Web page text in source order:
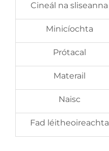
Cineál na sliseanna
Minicíochta
Prótacal
Materail
Naisc
Fad léitheoireachta